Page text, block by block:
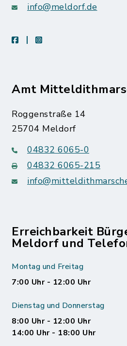
info@meldorf.de
facebookinstagram
Amt
Roggenstraße 14
25704 Meldorf
04832 6065-0
04832 6065-215
Erreichbarkeit
Meldorf und
Montag und Freitag
7:00 Uhr - 12:00 Uhr
Dienstag und Donnerstag
8:00 Uhr - 12:00 Uhr
14:00 Uhr - 18:00 Uhr